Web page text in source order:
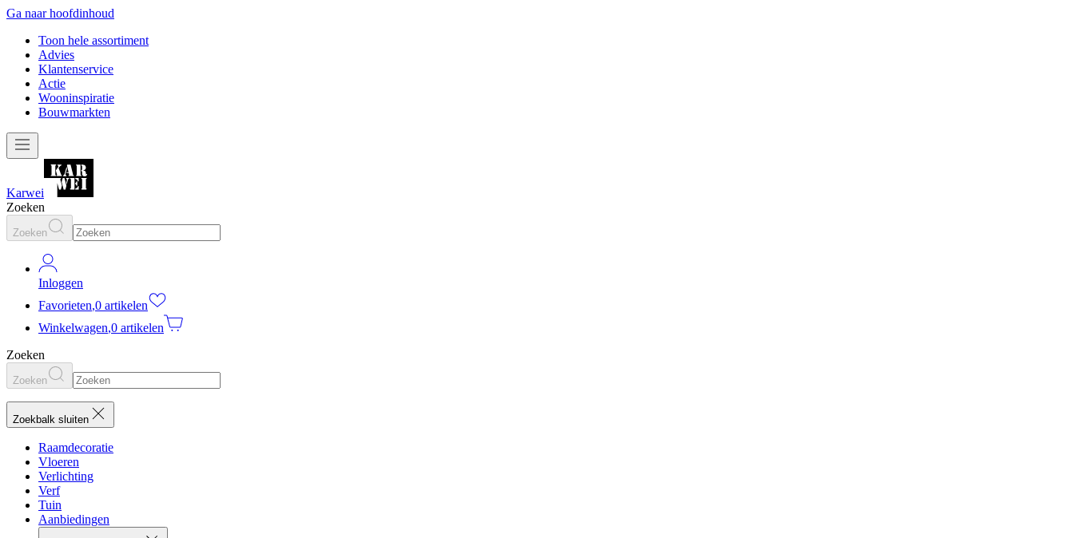
Ga naar hoofdinhoud
Toon hele assortiment
Advies
Klantenservice
Actie
Wooninspiratie
Bouwmarkten
Karwei
Zoeken
Zoeken
Inloggen
Favorieten,0 artikelen
Winkelwagen,0 artikelen
Zoeken
Zoeken
Zoekbalk sluiten
Raamdecoratie
Vloeren
Verlichting
Verf
Tuin
Aanbiedingen